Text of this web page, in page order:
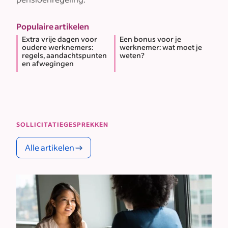
Populaire artikelen
Extra vrije dagen voor
oudere werknemers:
regels, aandachtspunten
en afwegingen
Een bonus voor je
werknemer: wat moet je
weten?
SOLLICITATIEGESPREKKEN
Alle artikelen